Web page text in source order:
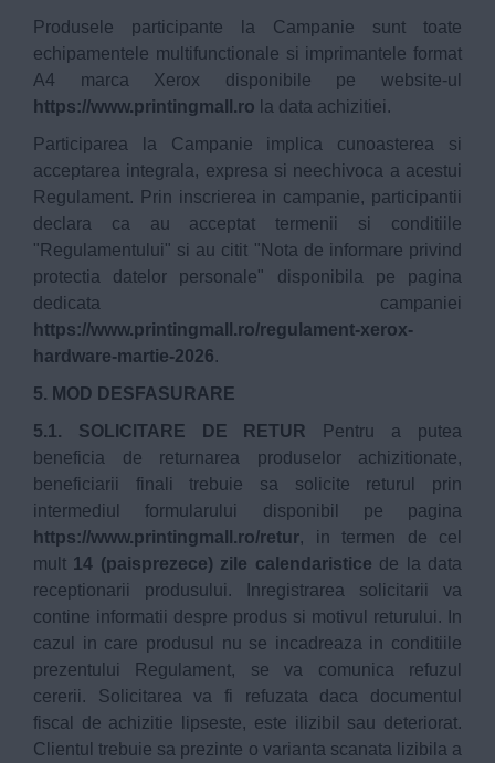
Produsele participante la Campanie sunt toate
echipamentele multifunctionale si imprimantele format
A4 marca Xerox disponibile pe website-ul
https://www.printingmall.ro la data achizitiei.
Participarea la Campanie implica cunoasterea si
acceptarea integrala, expresa si neechivoca a acestui
Regulament. Prin inscrierea in campanie, participantii
declara ca au acceptat termenii si conditiile
"Regulamentului" si au citit "Nota de informare privind
protectia datelor personale" disponibila pe pagina
dedicata campaniei
https://www.printingmall.ro/regulament-xerox-
hardware-martie-2026.
5. MOD DESFASURARE
5.1. SOLICITARE DE RETUR Pentru a putea
beneficia de returnarea produselor achizitionate,
beneficiarii finali trebuie sa solicite returul prin
intermediul formularului disponibil pe pagina
https://www.printingmall.ro/retur, in termen de cel
mult 14 (paisprezece) zile calendaristice de la data
receptionarii produsului. Inregistrarea solicitarii va
contine informatii despre produs si motivul returului. In
cazul in care produsul nu se incadreaza in conditiile
prezentului Regulament, se va comunica refuzul
cererii. Solicitarea va fi refuzata daca documentul
fiscal de achizitie lipseste, este ilizibil sau deteriorat.
Clientul trebuie sa prezinte o varianta scanata lizibila a